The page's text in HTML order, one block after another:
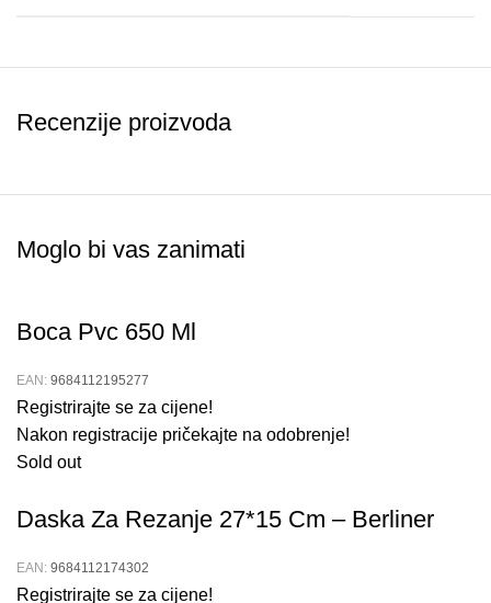
Recenzije proizvoda
Moglo bi vas zanimati
Boca Pvc 650 Ml
EAN: 9684112195277
Registrirajte se za cijene!
Nakon registracije pričekajte na odobrenje!
Sold out
Daska Za Rezanje 27*15 Cm – Berliner
EAN: 9684112174302
Registrirajte se za cijene!